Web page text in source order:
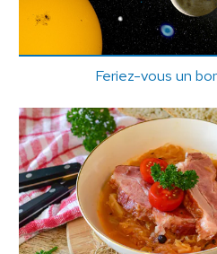
Feriez-vous un